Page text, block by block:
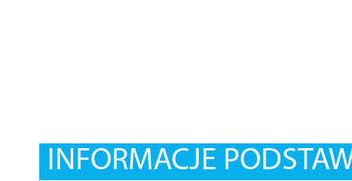
INFORMACJE